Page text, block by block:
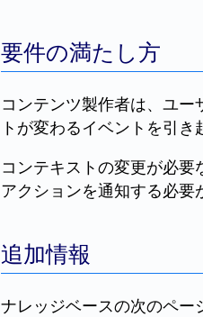
要件の満たし方
コンテンツ製作者は、ユー
トが変わるイベントを引き
コンテキストの変更が必
アクションを通知する必要
追加情報
ナレッジベースの次のペー